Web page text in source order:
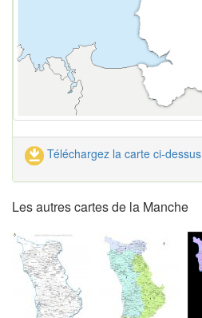
Téléchargez la carte ci-dessus
Les autres cartes de la Manche